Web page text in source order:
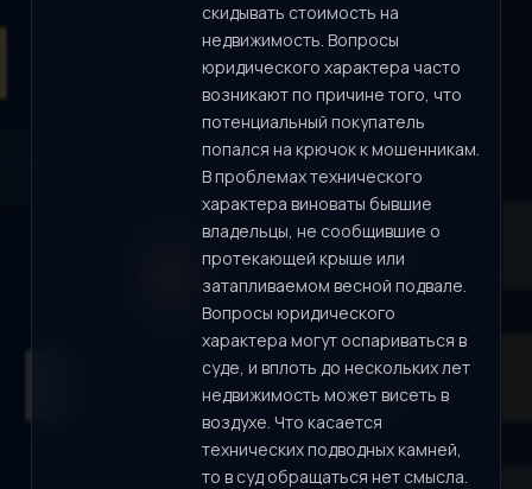
скидывать стоимость на
недвижимость. Вопросы
юридического характера часто
возникают по причине того, что
потенциальный покупатель
попался на крючок к мошенникам.
В проблемах технического
характера виноваты бывшие
владельцы, не сообщившие о
протекающей крыше или
затапливаемом весной подвале.
Вопросы юридического
характера могут оспариваться в
суде, и вплоть до нескольких лет
недвижимость может висеть в
воздухе. Что касается
технических подводных камней,
то в суд обращаться нет смысла.